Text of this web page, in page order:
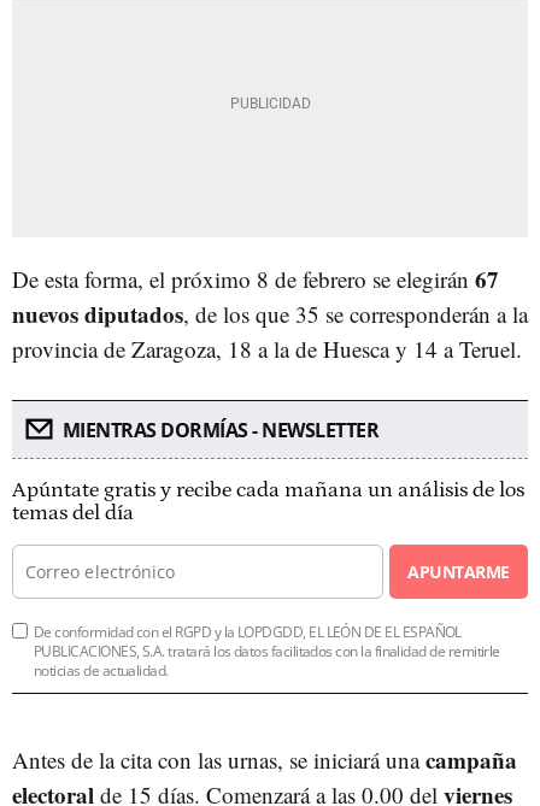
De esta forma, el próximo 8 de febrero se elegirán 67
nuevos diputados, de los que 35 se corresponderán a la
provincia de Zaragoza, 18 a la de Huesca y 14 a Teruel.
MIENTRAS DORMÍAS - NEWSLETTER
Apúntate gratis y recibe cada mañana un análisis de los
temas del día
APUNTARME
De conformidad con el RGPD y la LOPDGDD, EL LEÓN DE EL ESPAÑOL
PUBLICACIONES, S.A. tratará los datos facilitados con la finalidad de remitirle
noticias de actualidad.
Antes de la cita con las urnas, se iniciará unacampaña
electoral de 15 días. Comenzará a las 0.00 del viernes